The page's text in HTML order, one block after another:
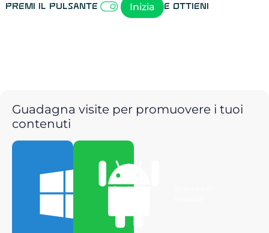
Premi il pulsante Inizia e ottieni
Guadagna visite per promuovere i tuoi
contenuti
Scarica per